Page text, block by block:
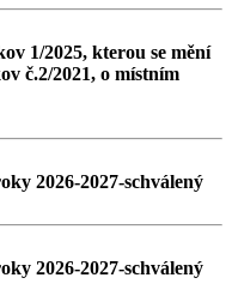
1/2025, kterou se mění
č.2/2021, o místním
2026-2027-schválený
2026-2027-schválený